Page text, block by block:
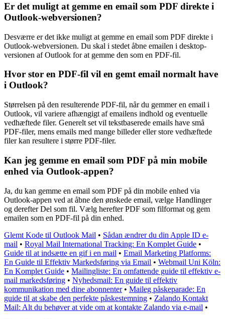
Er det muligt at gemme en email som PDF direkte i
Outlook-webversionen?
Desværre er det ikke muligt at gemme en email som PDF direkte i
Outlook-webversionen. Du skal i stedet åbne emailen i desktop-
versionen af Outlook for at gemme den som en PDF-fil.
Hvor stor en PDF-fil vil en gemt email normalt have
i Outlook?
Størrelsen på den resulterende PDF-fil, når du gemmer en email i
Outlook, vil variere afhængigt af emailens indhold og eventuelle
vedhæftede filer. Generelt set vil tekstbaserede emails have små
PDF-filer, mens emails med mange billeder eller store vedhæftede
filer kan resultere i større PDF-filer.
Kan jeg gemme en email som PDF på min mobile
enhed via Outlook-appen?
Ja, du kan gemme en email som PDF på din mobile enhed via
Outlook-appen ved at åbne den ønskede email, vælge Handlinger
og derefter Del som fil. Vælg herefter PDF som filformat og gem
emailen som en PDF-fil på din enhed.
Glemt Kode til Outlook Mail • Sådan ændrer du din Apple ID e-
mail • Royal Mail International Tracking: En Komplet Guide •
Guide til at indsætte en gif i en mail • Email Marketing Platforms:
En Guide til Effektiv Markedsføring via Email • Webmail Uni Köln:
En Komplet Guide • Mailingliste: En omfattende guide til effektiv e-
mail markedsføring • Nyhedsmail: En guide til effektiv
kommunikation med dine abonnenter• Maileg påskeparade: En
guide til at skabe den perfekte påskestemning • Zalando Kontakt
Mail: Alt du behøver at vide om at kontakte Zalando via e-mail •